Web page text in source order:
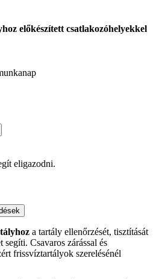
előkészített csatlakozóhelyekkel
eligazodni.
a tartály ellenőrzését, tisztítását
segíti. Csavaros zárással és
frissvíztartályok szerelésénél